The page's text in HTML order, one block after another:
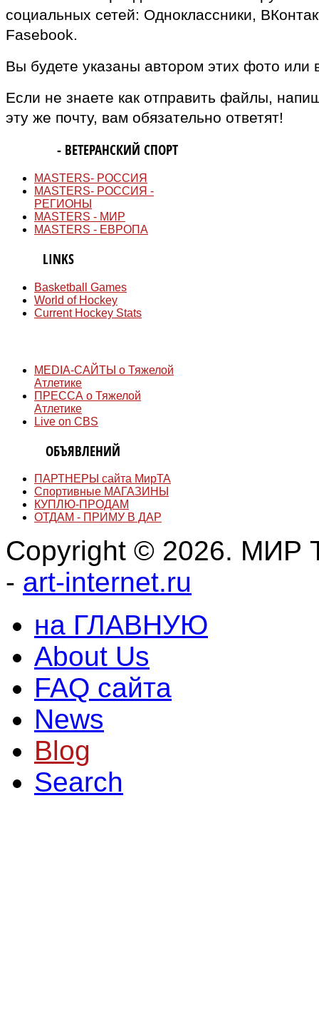
социальных сетей: Одноклассники,
Fasebook.
Вы будете указаны автором этих фото или
Если не знаете как отправить файлы,
эту же почту, вам обязательно ответят!
- ВЕТЕРАНСКИЙ СПОРТ
MASTERS- РОССИЯ
MASTERS- РОССИЯ -
РЕГИОНЫ
MASTERS - МИР
MASTERS - ЕВРОПА
LINKS
Basketball Games
World of Hockey
Current Hockey Stats
MEDIA-САЙТЫ о Тяжелой
Атлетике
ПРЕССА о Тяжелой
Атлетике
Live on CBS
ОБЪЯВЛЕНИЙ
ПАРТНЕРЫ сайта МирТА
Спортивные МАГАЗИНЫ
КУПЛЮ-ПРОДАМ
ОТДАМ - ПРИМУ В ДАР
Copyright © 2026. МИР
- art-internet.ru
на ГЛАВНУЮ
About Us
FAQ сайта
News
Blog
Search